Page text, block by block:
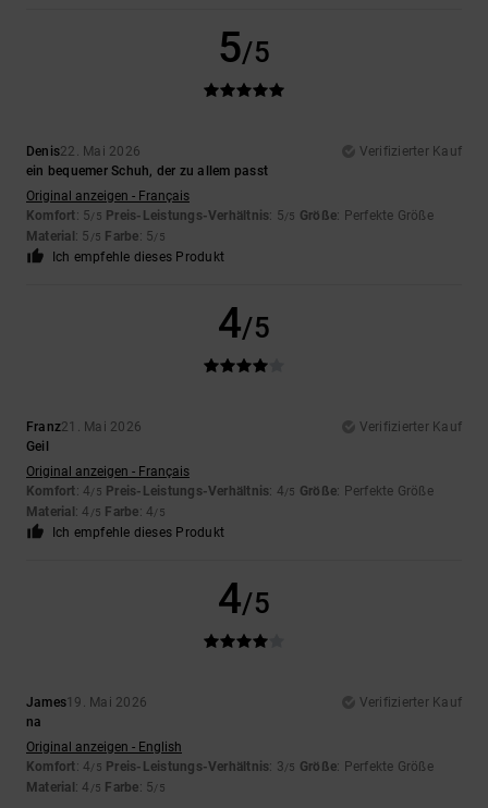
5/5
Denis22. Mai 2026
Verifizierter Kauf
ein bequemer Schuh, der zu allem passt
Original anzeigen - Français
Komfort: 5/5 Preis-Leistungs-Verhältnis: 5/5 Größe: Perfekte Größe
Material : 5 /5 Farbe: 5/5
Ich empfehle dieses Produkt
4/5
Franz21. Mai 2026
Verifizierter Kauf
Geil
Original anzeigen - Français
Komfort: 4/5 Preis-Leistungs-Verhältnis: 4/5 Größe: Perfekte Größe
Material : 4 /5 Farbe: 4/5
Ich empfehle dieses Produkt
4/5
James19. Mai 2026
Verifizierter Kauf
na
Original anzeigen - English
Komfort: 4/5 Preis-Leistungs-Verhältnis: 3/5 Größe: Perfekte Größe
Material : 4 /5 Farbe: 5/5